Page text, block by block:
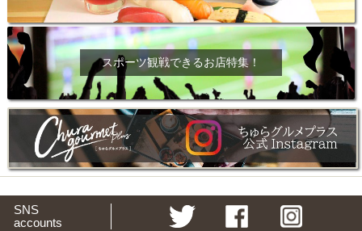
スポーツ観戦できるお店特集！
SNS
accounts